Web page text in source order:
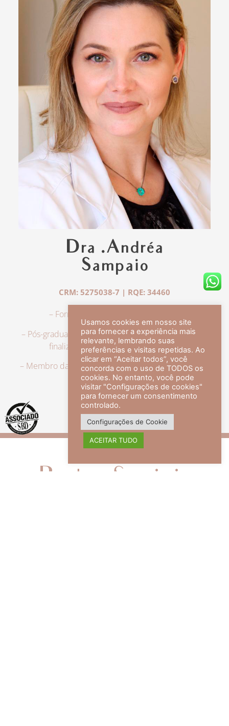
Dra .Andréa
Sampaio
CRM: 5275038-7 | RQE: 34460
– Formação em Medicina pela UFRJ.
– Pós-graduação em Dermatologia pela UFRJ, tendo
finalizado a especialização em 2007.
– Membro da Sociedade Brasileira de Dermatologia,
com título de especialista.
veja mais +
Redes Sociais
Usamos cookies em nosso site
para fornecer a experiência mais
relevante, lembrando suas
preferências e visitas repetidas. Ao
clicar em “Aceitar todos”, você
concorda com o uso de TODOS os
cookies. No entanto, você pode
visitar "Configurações de cookies"
para fornecer um consentimento
controlado.
Configurações de Cookie
ACEITAR TUDO